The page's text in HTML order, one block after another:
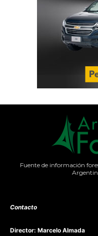
Fuente de información
Contacto
Director: Marcelo Almada